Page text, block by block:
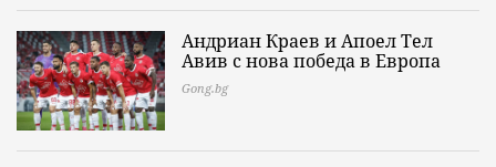
Андриан Краев и Апоел Тел
Авив с нова победа в Европа
Gong.bg